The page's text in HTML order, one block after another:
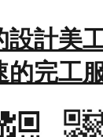
設計美
完工服